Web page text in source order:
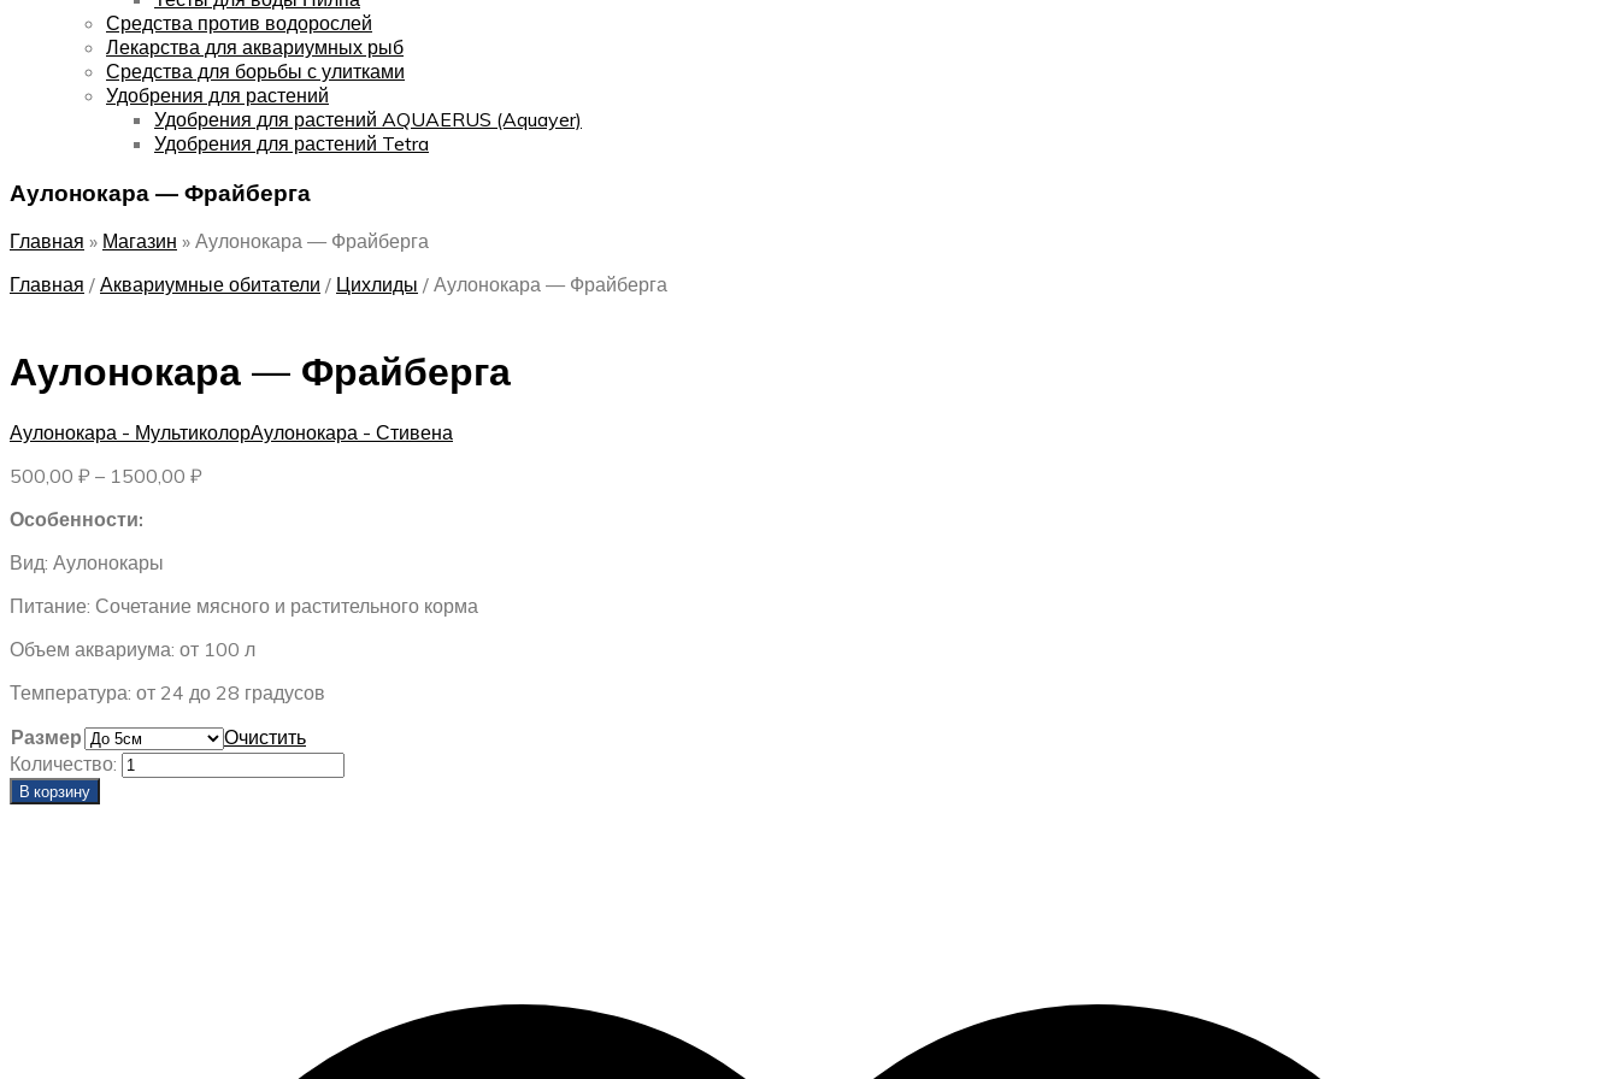
Средства против водорослей
Лекарства для аквариумных рыб
Средства для борьбы с улитками
Удобрения для растений
Удобрения для растений AQUAERUS (Aquayer)
Удобрения для растений Tetra
Аулонокара — Фрайберга
Главная » Магазин » Аулонокара — Фрайберга
Главная / Аквариумные обитатели / Цихлиды / Аулонокара — Фрайберга
Аулонокара — Фрайберга
Аулонокара - МультиколорАулонокара - Стивена
500,00 ₽ – 1500,00 ₽
Особенности:
Вид: Аулонокары
Питание: Сочетание мясного и растительного корма
Объем аквариума: от 100 л
Температура: от 24 до 28 градусов
Размер
Очистить
Количество:
В корзину